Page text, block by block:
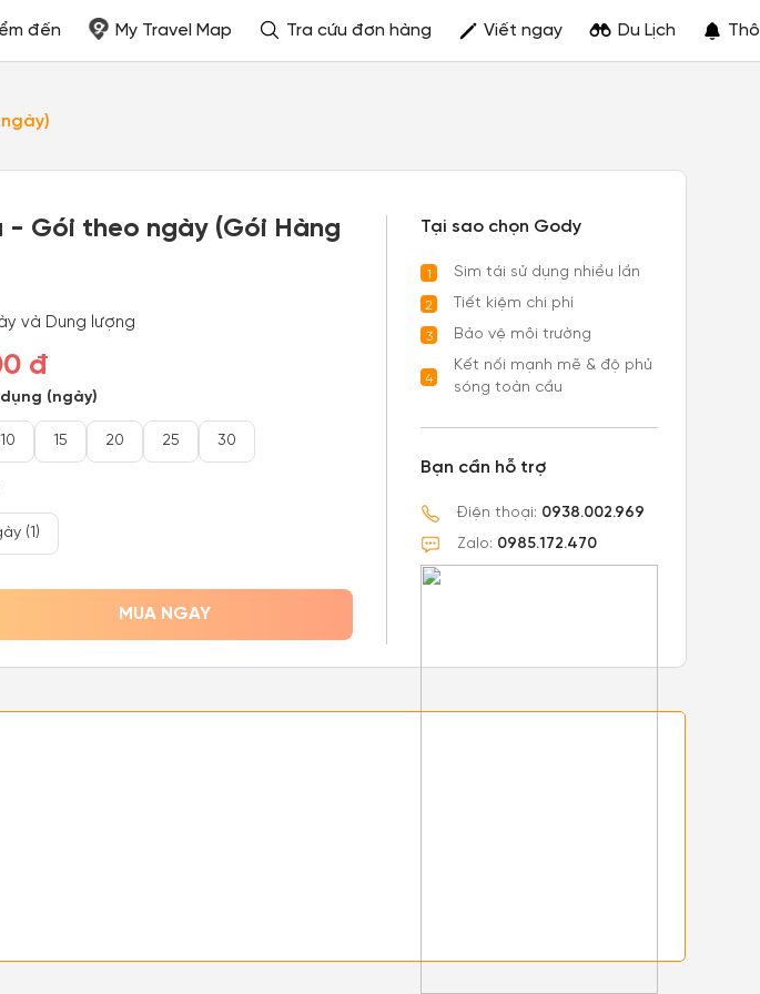
đến My Travel Map Tra cứu đơn hàng Viết ngay Du Lịch
- Gói theo ngày (Gói Hàng
và Dung lượng
đ
(ngày)
10 15 20 25 30
(1)
MUA NGAY
Tại sao chọn Gody
1 Sim tái sử dụng nhiều lần
2 Tiết kiệm chi phí
3 Bảo vệ môi trường
4
Kết nối mạnh mẽ & độ phủ
sóng toàn cầu
Bạn cần hỗ trợ
Điện thoại: 0938.002.969
Zalo: 0985.172.470